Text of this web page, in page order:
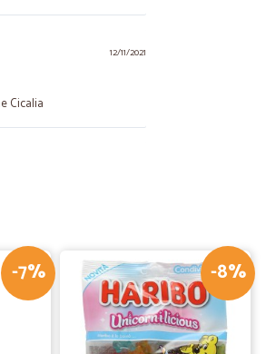
12/11/2021
Cicalia
buon fine dell’ordine fatto.
18/08/2020
-7% -8%